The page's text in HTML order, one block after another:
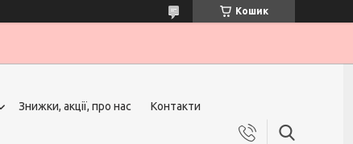
Кошик
Знижки, акції, про нас Контакти